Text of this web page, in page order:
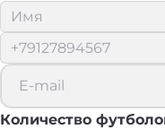
Количество